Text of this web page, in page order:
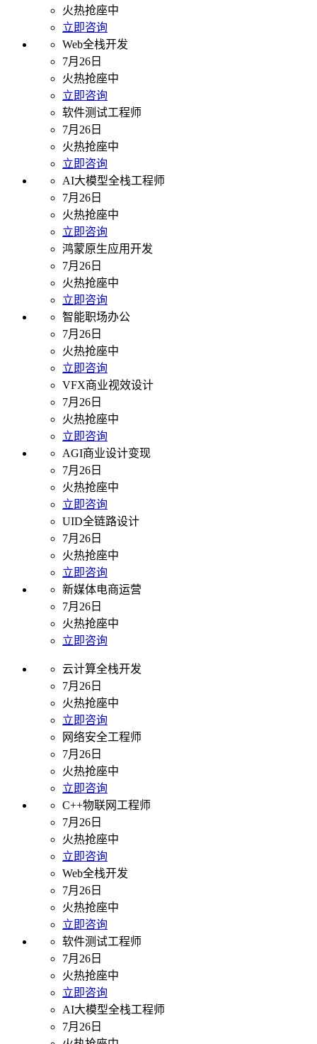
火热抢座中
立即咨询
Web全栈开发
7月26日
火热抢座中
立即咨询
软件测试工程师
7月26日
火热抢座中
立即咨询
AI大模型全栈工程师
7月26日
火热抢座中
立即咨询
鸿蒙原生应用开发
7月26日
火热抢座中
立即咨询
智能职场办公
7月26日
火热抢座中
立即咨询
VFX商业视效设计
7月26日
火热抢座中
立即咨询
AGI商业设计变现
7月26日
火热抢座中
立即咨询
UID全链路设计
7月26日
火热抢座中
立即咨询
新媒体电商运营
7月26日
火热抢座中
立即咨询
云计算全栈开发
7月26日
火热抢座中
立即咨询
网络安全工程师
7月26日
火热抢座中
立即咨询
C++物联网工程师
7月26日
火热抢座中
立即咨询
Web全栈开发
7月26日
火热抢座中
立即咨询
软件测试工程师
7月26日
火热抢座中
立即咨询
AI大模型全栈工程师
7月26日